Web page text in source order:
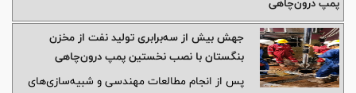
جهش بیش از سه‌برابری تولید نفت از مخزن
بنگستان با نصب نخستین پمپ درون‌چاهی
پس از انجام مطالعات مهندسی و شبیه‌سازی‌های